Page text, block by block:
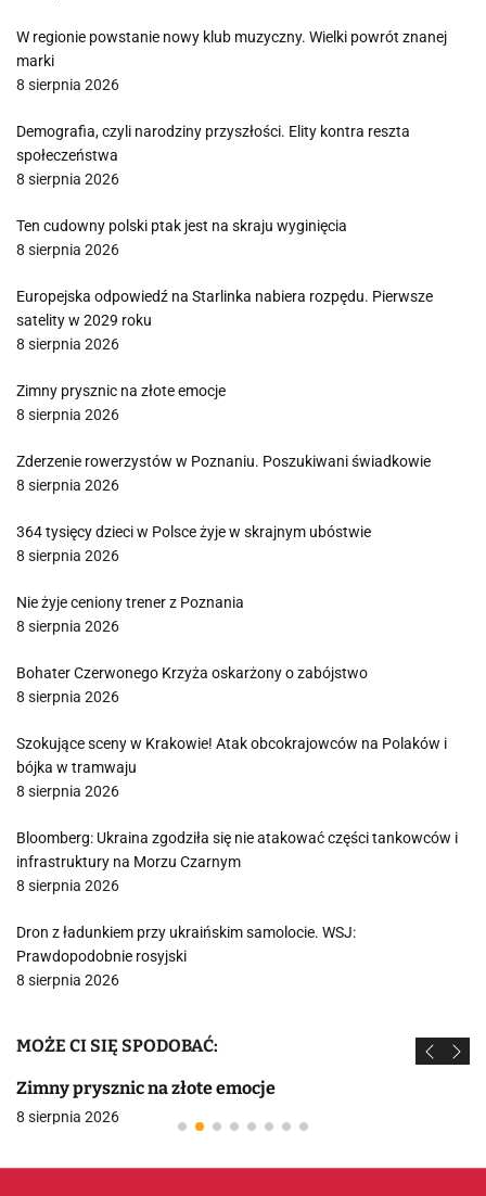
W regionie powstanie nowy klub muzyczny. Wielki powrót znanej
marki
8 sierpnia 2026
Demografia, czyli narodziny przyszłości. Elity kontra reszta
społeczeństwa
8 sierpnia 2026
Ten cudowny polski ptak jest na skraju wyginięcia
8 sierpnia 2026
Europejska odpowiedź na Starlinka nabiera rozpędu. Pierwsze
satelity w 2029 roku
8 sierpnia 2026
Zimny prysznic na złote emocje
8 sierpnia 2026
Zderzenie rowerzystów w Poznaniu. Poszukiwani świadkowie
8 sierpnia 2026
364 tysięcy dzieci w Polsce żyje w skrajnym ubóstwie
8 sierpnia 2026
Nie żyje ceniony trener z Poznania
8 sierpnia 2026
Bohater Czerwonego Krzyża oskarżony o zabójstwo
8 sierpnia 2026
Szokujące sceny w Krakowie! Atak obcokrajowców na Polaków i
bójka w tramwaju
8 sierpnia 2026
Bloomberg: Ukraina zgodziła się nie atakować części tankowców i
infrastruktury na Morzu Czarnym
8 sierpnia 2026
Dron z ładunkiem przy ukraińskim samolocie. WSJ:
Prawdopodobnie rosyjski
8 sierpnia 2026
MOŻE CI SIĘ SPODOBAĆ:
Zimny prysznic na złote emocje
8 sierpnia 2026